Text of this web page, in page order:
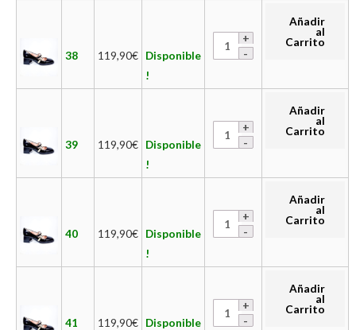
38 119,90€ Disponible
!
Añadir
al
Carrito
39 119,90€ Disponible
!
Añadir
al
Carrito
40 119,90€ Disponible
!
Añadir
al
Carrito
41 119,90€ Disponible
Añadir
al
Carrito